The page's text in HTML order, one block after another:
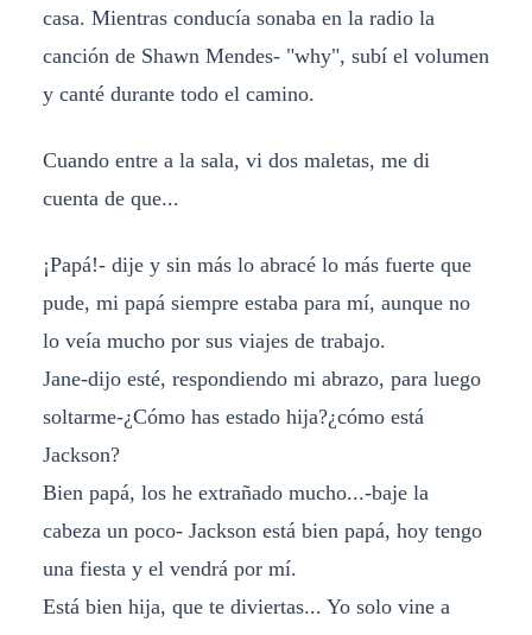
casa. Mientras conducía sonaba en la radio la
canción de Shawn Mendes- "why", subí el volumen
y canté durante todo el camino.
Cuando entre a la sala, vi dos maletas, me di
cuenta de que...
¡Papá!- dije y sin más lo abracé lo más fuerte que
pude, mi papá siempre estaba para mí, aunque no
lo veía mucho por sus viajes de trabajo.
Jane-dijo esté, respondiendo mi abrazo, para luego
soltarme-¿Cómo has estado hija?¿cómo está
Jackson?
Bien papá, los he extrañado mucho...-baje la
cabeza un poco- Jackson está bien papá, hoy tengo
una fiesta y el vendrá por mí.
Está bien hija, que te diviertas... Yo solo vine a